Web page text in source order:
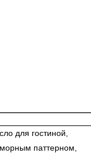
для гостиной,
паттерном,